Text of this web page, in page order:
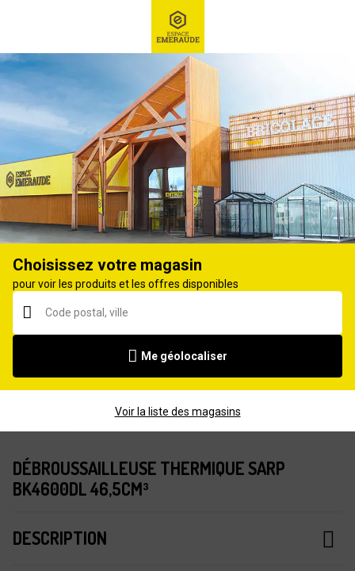
Ex : Robot tondeuse, ...
Débroussailleuse
DÉBROUSSAILLEUSE THERMIQUE SARP
BK4600DL 46,5CM³
DESCRIPTION
Choisissez votre magasin
pour voir les produits et les offres disponibles
Me géolocaliser
Voir la liste des magasins